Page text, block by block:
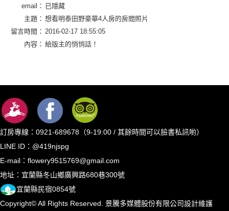
email： 已隱藏
主題： 想看明泰田野豪華4人房的房間照片
留言時間： 2016-02-17 18:55:05
內容： 給版主的悄悄話！
訂房專線：0921-689678（9-19:00 / 其餘時間可以臉書私訊喲）
LINE ID：@419njspg
E-mail：flowery9515769@gmail.com
地址：宜蘭縣冬山鄉廣興路680巷300號
宜蘭縣民宿0854號
Copyright© All Rights Reserved. 景騰多媒體股份有限公司設計維護